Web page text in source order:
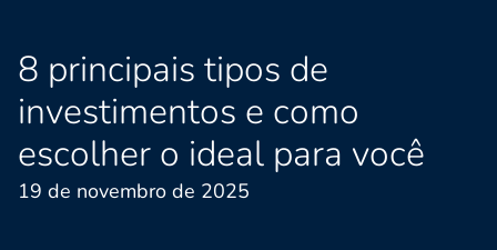
8 principais tipos de
investimentos e como
escolher o ideal para você
19 de novembro de 2025